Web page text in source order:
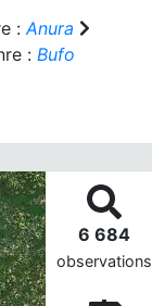
:Anura
: Bufo
6 684
observations